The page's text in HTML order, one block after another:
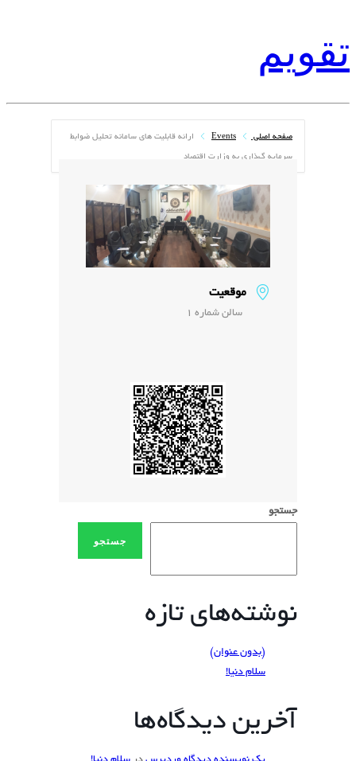
تقویم
صفحه اصلی Events ﺍﺭﺍﺋﻪ ﻗﺎﺑﻠﯿﺖ ﻫﺎی ﺳﺎﻣﺎﻧﻪ ﺗﺤﻠﯿﻞ ﺿﻮﺍﺑﻂ
ﺳﺮﻣﺎﯾﻪ گﺬﺍﺭی ﺑﻪ ﻭﺯﺍﺭﺕ ﺍﻗﺘﺼﺎﺩ
موقعیت
سالن شماره 1
جستجو
جستجو
نوشته‌های تازه
(بدون عنوان)
سلام دنیا!
آخرین دیدگاه‌ها